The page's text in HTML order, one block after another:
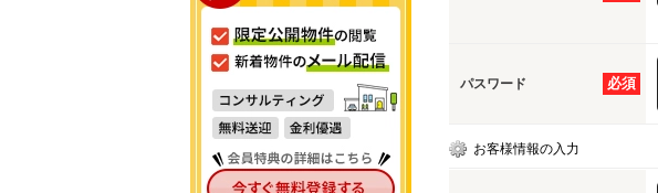
必須
パスワード
お客様情報の入力